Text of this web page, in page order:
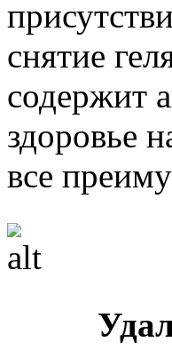
снятие
содержит
здоровье
все